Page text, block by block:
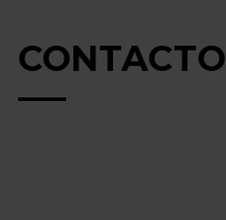
CONTACTO